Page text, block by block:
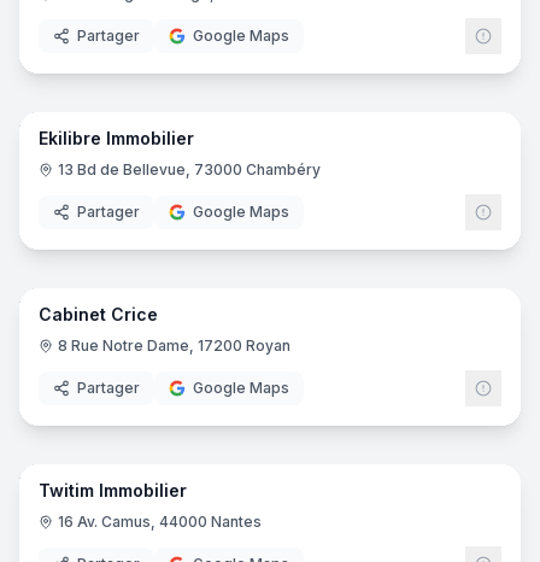
Partager Google Maps
11
Ekilibre Immobilier
13 Bd de Bellevue, 73000 Chambéry
Partager Google Maps
8
Cabinet Crice
8 Rue Notre Dame, 17200 Royan
Partager Google Maps
5
Twitim Immobilier
16 Av. Camus, 44000 Nantes